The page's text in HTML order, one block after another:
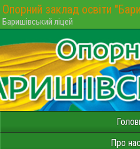
Опорний заклад освіти
Баришівський ліцей
Про нас